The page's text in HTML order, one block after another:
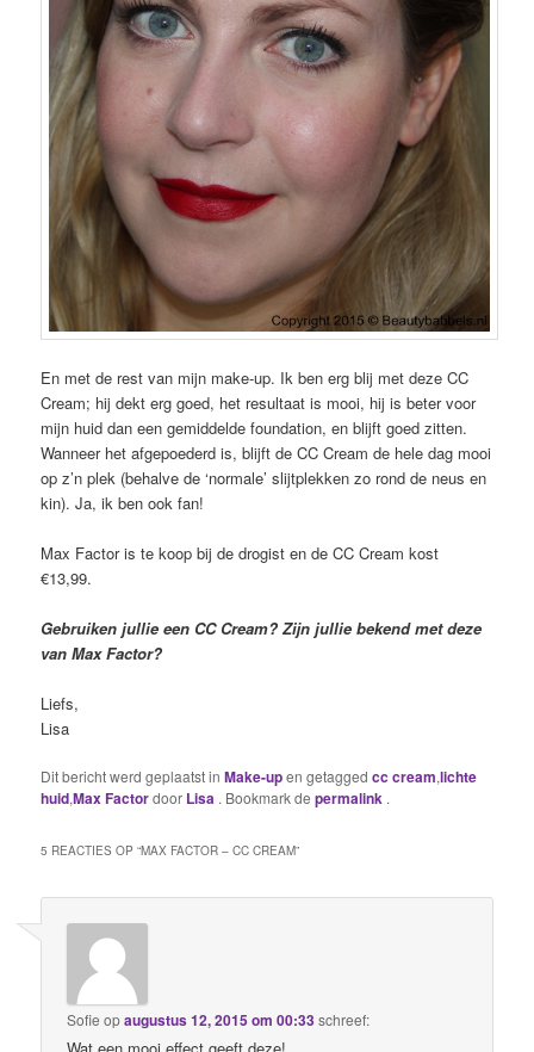
En met de rest van mijn make-up. Ik ben erg blij met deze CC
Cream; hij dekt erg goed, het resultaat is mooi, hij is beter voor
mijn huid dan een gemiddelde foundation, en blijft goed zitten.
Wanneer het afgepoederd is, blijft de CC Cream de hele dag mooi
op z’n plek (behalve de ‘normale’ slijtplekken zo rond de neus en
kin). Ja, ik ben ook fan!
Max Factor is te koop bij de drogist en de CC Cream kost
€13,99.
Gebruiken jullie een CC Cream? Zijn jullie bekend met deze
van Max Factor?
Liefs,
Lisa
Dit bericht werd geplaatst inMake-upen getaggedcc cream,lichte
huid,Max Factordoor Lisa . Bookmark depermalink .
5 REACTIES OP “MAX FACTOR – CC CREAM”
Sofie opaugustus 12, 2015 om 00:33schreef:
Wat een mooi effect geeft deze!